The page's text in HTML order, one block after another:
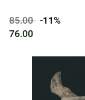
85.00 -11%
76.00